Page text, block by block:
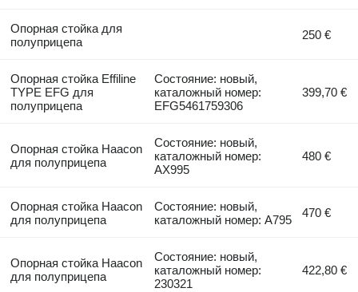
Опорная стойка для
полуприцепа
250 €
Опорная стойка Effiline
TYPE EFG для
полуприцепа
Состояние: новый,
каталожный номер:
EFG5461759306
399,70 €
Опорная стойка Haacon
для полуприцепа
Состояние: новый,
каталожный номер:
AX995
480 €
Опорная стойка Haacon
для полуприцепа
Состояние: новый,
каталожный номер: A795
470 €
Опорная стойка Haacon
для полуприцепа
Состояние: новый,
каталожный номер:
230321
422,80 €